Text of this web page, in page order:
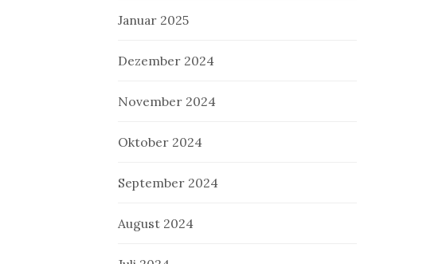
Januar 2025
Dezember 2024
November 2024
Oktober 2024
September 2024
August 2024